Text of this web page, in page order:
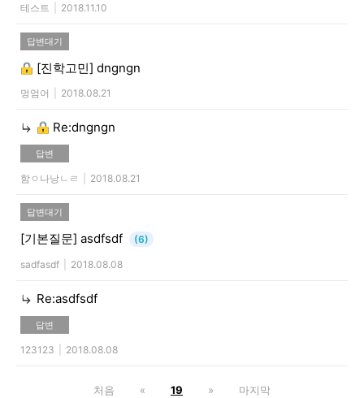
테스트 2018.11.10
답변대기
[진학고민] dngngn
멍엄어 2018.08.21
Re:dngngn
답변
함ㅇ나낭ㄴㄹ 2018.08.21
답변대기
[기본질문] asdfsdf (6)
sadfasdf 2018.08.08
Re:asdfsdf
답변
123123 2018.08.08
처음 « 19 » 마지막